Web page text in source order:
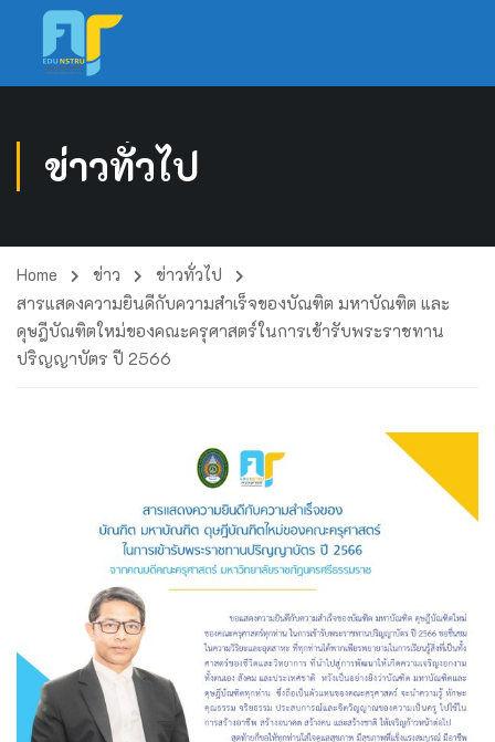
ข่าวทั่วไป
Home ข่าว
ข่าวทั่วไป
สารแสดงความยินดีกับความสำเร็จของบัณฑิต มหาบัณฑิต และ
ดุษฎีบัณฑิตใหม่ของคณะครุศาสตร์ในการเข้ารับพระราชทาน
ปริญญาบัตร ปี 2566